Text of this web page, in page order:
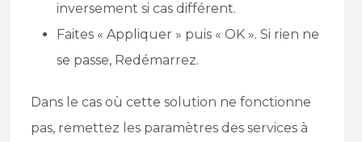
inversement si cas différent.
Faites « Appliquer » puis « OK ». Si rien ne
se passe, Redémarrez.
Dans le cas où cette solution ne fonctionne
pas, remettez les paramètres des services à